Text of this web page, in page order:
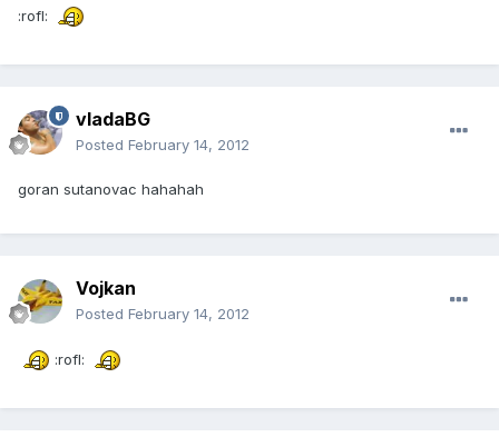
:rofl:
vladaBG
Posted February 14, 2012
goran sutanovac hahahah
Vojkan
Posted February 14, 2012
:rofl: